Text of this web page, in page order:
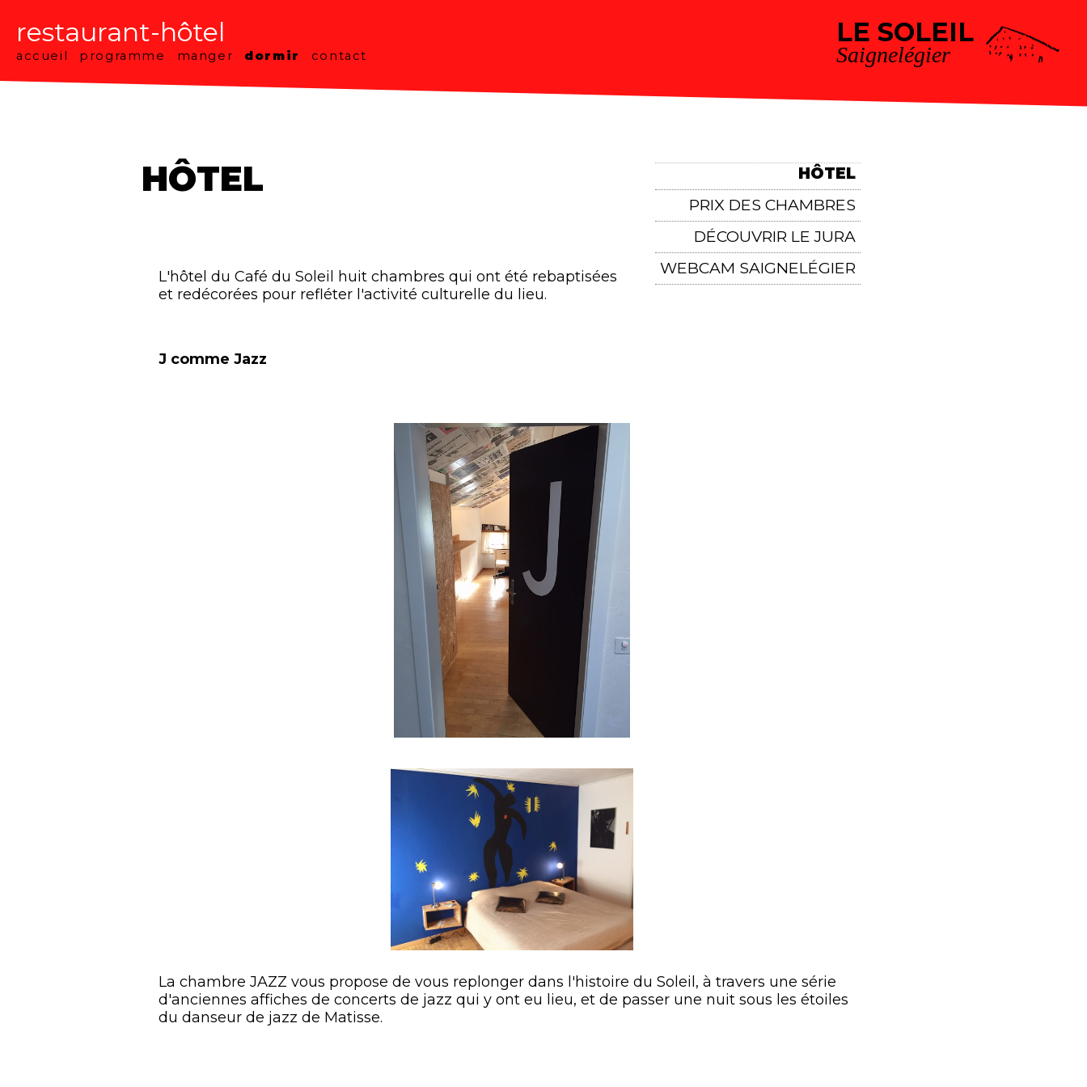
restaurant-hôtel
accueil programme manger dormir contact
LE SOLEIL
Saignelégier
HÔTEL
PRIX DES CHAMBRES
DÉCOUVRIR LE JURA
WEBCAM SAIGNELÉGIER
HÔTEL
L'hôtel du Café du Soleil huit chambres qui ont été rebaptisées
et redécorées pour refléter l'activité culturelle du lieu.
J comme Jazz
La chambre JAZZ vous propose de vous replonger dans l'histoire du Soleil, à travers une série
d'anciennes affiches de concerts de jazz qui y ont eu lieu, et de passer une nuit sous les étoiles
du danseur de jazz de Matisse.